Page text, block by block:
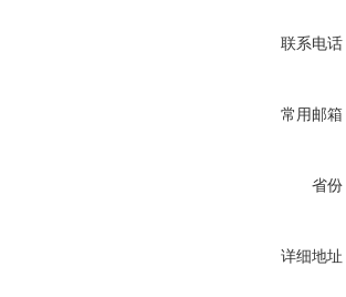
联系电话
常用邮箱
省份
详细地址